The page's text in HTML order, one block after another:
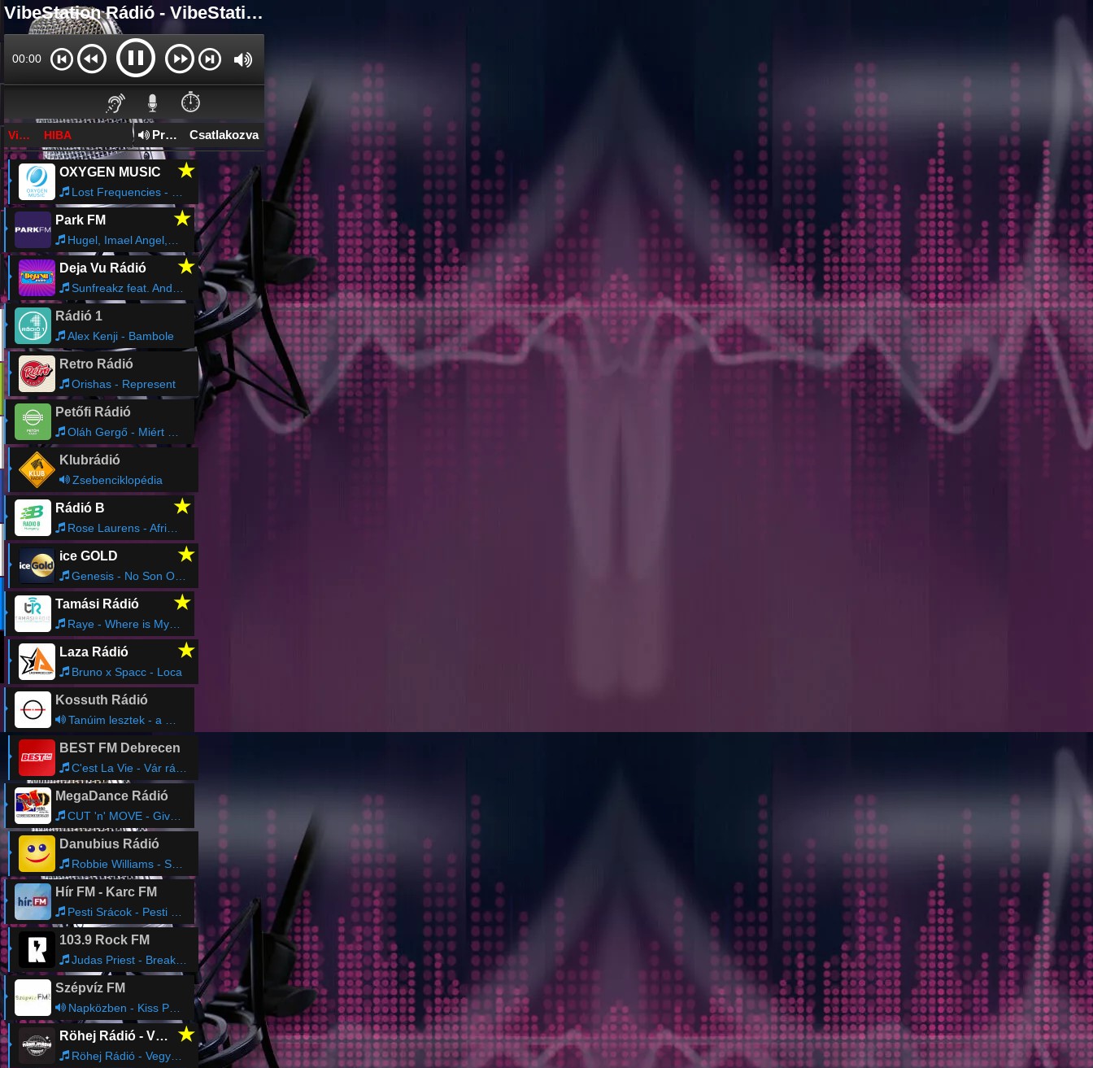
VibeStation Rádió - VibeStation Rádió Online
00:02
⏱️
VibeStation Rádió - 192 Kbps HIBA Prx Server - 192 Kbps Csatlakozva
OXYGEN MUSIC ★
Lost Frequencies - The Feeling
Park FM ★
Hugel, Imael Angel,Ultra Nate - Movin To The Sun
Deja Vu Rádió ★
Sunfreakz feat. Andrea Britton - Counting Down the Days (Axwell Radio Edit)
Rádió 1
Alex Kenji - Bambole
Retro Rádió
Orishas - Represent
Petőfi Rádió
Oláh Gergő - Miért Élsz
Klubrádió
Zsebenciklopédia
Rádió B ★
Rose Laurens - Africa (Voodoo Master) [Version longue]
ice GOLD ★
Genesis - No Son Of Mine
Tamási Rádió ★
Raye - Where is My Husband!
Laza Rádió ★
Bruno x Spacc - Loca
Kossuth Rádió
Tanúim lesztek - a Római Katolikus Egyház félórája
BEST FM Debrecen
C'est La Vie - Vár ránk a nyár
MegaDance Rádió
CUT 'n' MOVE - Give It Up
Danubius Rádió
Robbie Williams - She's The One
Hír FM - Karc FM
Pesti Srácok - Pesti Srácok Podcast
103.9 Rock FM
Judas Priest - Breaking the Law
Szépvíz FM
Napközben - Kiss Panni
Röhej Rádió - Vicc az egész ★
Röhej Rádió - Vegyes195